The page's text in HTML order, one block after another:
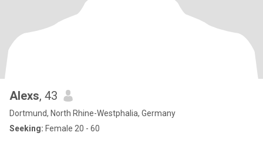
Alexs, 43
Dortmund, North Rhine-Westphalia, Germany
Seeking: Female 20 - 60